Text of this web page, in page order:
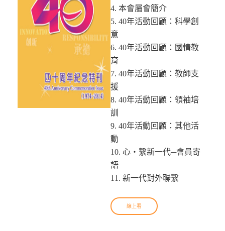
4. 本會屬會簡介
5. 40年活動回顧：科學創
意
6. 40年活動回顧：國情教
育
7. 40年活動回顧：教師支
援
8. 40年活動回顧：領袖培
訓
9. 40年活動回顧：其他活
動
10. 心‧繫新一代─會員寄
語
11. 新一代對外聯繫
線上看